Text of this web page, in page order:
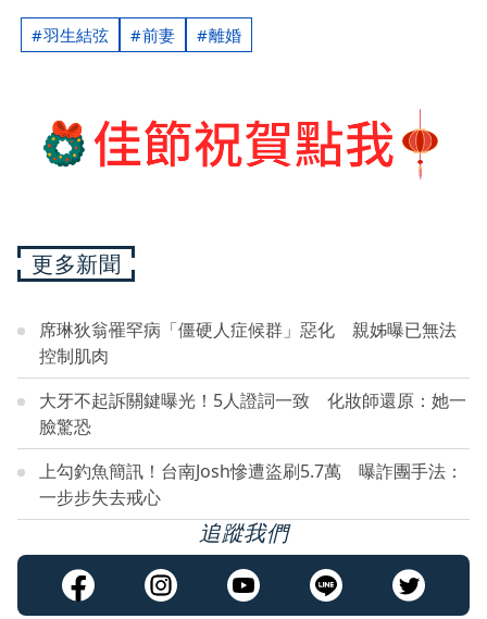
羽生結弦 前妻 離婚
更多新聞
席琳狄翁罹罕病「僵硬人症候群」惡化 親姊曝已無法
控制肌肉
大牙不起訴關鍵曝光！5人證詞一致 化妝師還原：她一
臉驚恐
上勾釣魚簡訊！台南Josh慘遭盜刷5.7萬 曝詐團手法：
一步步失去戒心
追蹤我們